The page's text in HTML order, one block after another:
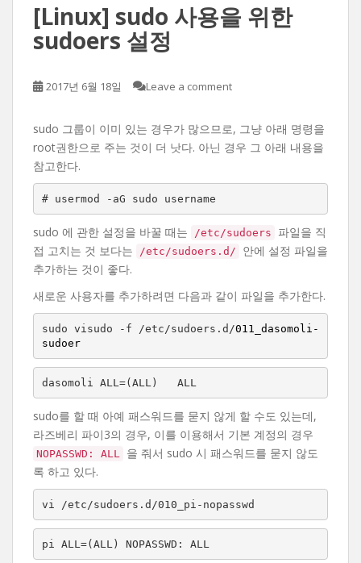
[Linux] sudo 사용을 위한
sudoers 설정
2017년 6월 18일 Leave a comment
sudo 그룹이 이미 있는 경우가 많으므로, 그냥 아래 명령을
root권한으로 주는 것이 더 낫다. 아닌 경우 그 아래 내용을
참고한다.
# usermod -aG sudo username
sudo 에 관한 설정을 바꿀 때는 /etc/sudoers
파일을 직
접 고치는 것 보다는
/etc/sudoers.d/
안에 설정 파일을
추가하는 것이 좋다.
새로운 사용자를 추가하려면 다음과 같이 파일을 추가한다.
sudo visudo -f /etc/sudoers.d/011_dasomoli-
sudoer
dasomoli ALL=(ALL)   ALL
sudo를 할 때 아예 패스워드를 묻지 않게 할 수도 있는데,
라즈베리 파이3의 경우, 이를 이용해서 기본 계정의 경우
NOPASSWD: ALL 을 줘서 sudo 시 패스워드를 묻지 않도
록 하고 있다.
vi /etc/sudoers.d/010_pi-nopasswd
pi ALL=(ALL) NOPASSWD: ALL